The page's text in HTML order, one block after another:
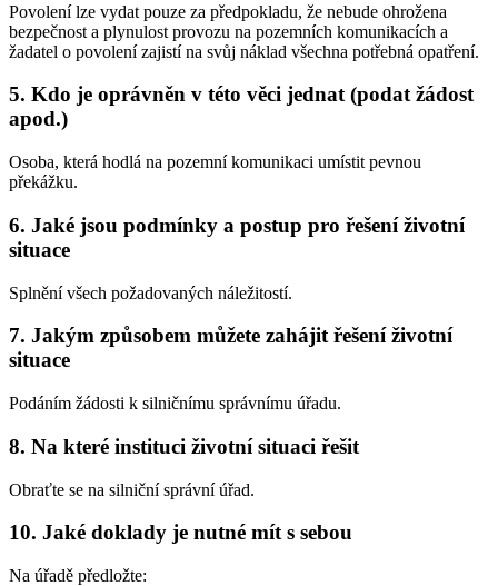
Povolení lze vydat pouze za předpokladu, že nebude ohrožena
bezpečnost a plynulost provozu na pozemních komunikacích a
žadatel o povolení zajistí na svůj náklad všechna potřebná opatření.
5. Kdo je oprávněn v této věci jednat (podat žádost
apod.)
Osoba, která hodlá na pozemní komunikaci umístit pevnou
překážku.
6. Jaké jsou podmínky a postup pro řešení životní
situace
Splnění všech požadovaných náležitostí.
7. Jakým způsobem můžete zahájit řešení životní
situace
Podáním žádosti k silničnímu správnímu úřadu.
8. Na které instituci životní situaci řešit
Obraťte se na silniční správní úřad.
10. Jaké doklady je nutné mít s sebou
Na úřadě předložte: